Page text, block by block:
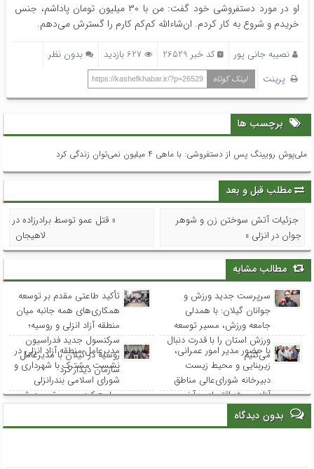
او در مورد دستفروشی خود گفت: من با ۳۰ میلیون تومان پاداشم، جنس
خریدم و شروع به کار کردم. ان‌شاءالله کم‌کم کارم را گسترش می‌دهم.
نصیبه جانی پور کد خبر 26529 627 بازدید
بدون نظر
پرینت
لینک کوتاه https://kashefkhabar.ir/?p=26529
برچسب ها
ملی‌پوش رویینگ پس از دستفروشی: با ماهی ۴ میلیون نمی‌توان زندگی کرد
مطلب قبل و بعد
جزئیات آتش سوختن زن و شوهر
جوان در انزلی »
« قتل عمو توسط برادرزاده در
لاهیجان
مطالب مشابه
سرپرست جدید ورزش و
جوانان گیلان: با همدلی
جامعه ورزش، مسیر توسعه
ورزش استان را با قدرت دنبال
می‌کنیم
تأکید طاعتی مقدم بر توسعه
همکاری‌های همه جانبه میان
منطقه آزاد انزلی و روسیه؛
سرکنسول جدید فدراسیون
روسیه در گیلان با مدیرعامل
سازمان دیدار کرد
با حضور مدیر امور عمرانی،
زیربنایی و محیط زیست
دبیرخانه شورای‌عالی مناطق
آزاد و ویژه اقتصادی؛ آخرین
وضعیت پروژه‌های عمرانی
منطقه آزاد انزلی بررسی شد
مدیرعامل منطقه آزاد انزلی در
نشست مشترک با شهرداری و
شورای اسلامی بندرانزلی
مطرح کرد: مسیر توسعه شهر
همه نهادها می‌گذرد
بدون دیدگاه